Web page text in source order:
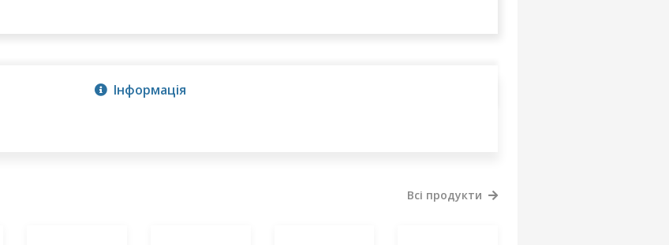
Інформація
Всі продукти